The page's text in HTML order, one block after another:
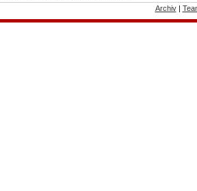
Archiv|